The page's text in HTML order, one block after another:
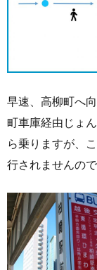
早速、高柳町へ
町車庫経由じょ
ら乗りますが、
行されませんの